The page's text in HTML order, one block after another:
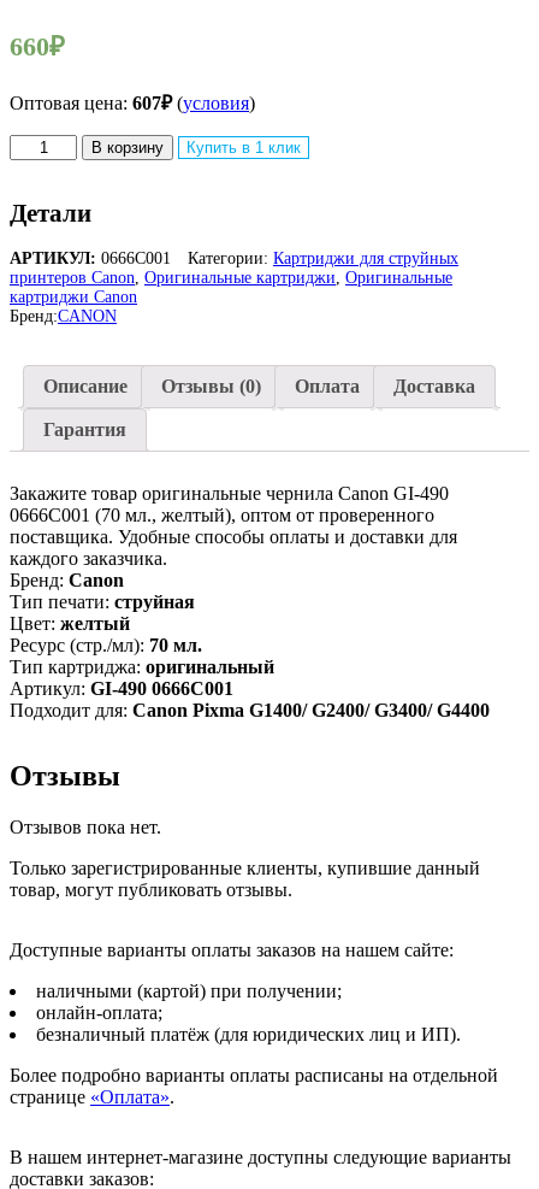
660₽
Оптовая цена: 607₽(условия)
Количество
товара
струйные
чернила
Canon
GI-
490
0666C001,
70
В корзину Купить в 1 клик
Детали
АРТИКУЛ: 0666C001 Категории: Картриджи для струйных
принтеров Canon, Оригинальные картриджи, Оригинальные
картриджи Canon
Бренд:CANON
Описание Отзывы (0) Оплата Доставка
Гарантия
Закажите товар оригинальные чернила Canon GI-490
0666C001 (70 мл., желтый), оптом от проверенного
поставщика. Удобные способы оплаты и доставки для
каждого заказчика.
Бренд: Canon
Тип печати: струйная
Цвет: желтый
Ресурс (стр./мл): 70 мл.
Тип картриджа: оригинальный
Артикул: GI-490 0666C001
Подходит для: Canon Pixma G1400/ G2400/ G3400/ G4400
Отзывы
Отзывов пока нет.
Только зарегистрированные клиенты, купившие данный
товар, могут публиковать отзывы.
Доступные варианты оплаты заказов на нашем сайте:
наличными (картой) при получении;
онлайн-оплата;
безналичный платёж (для юридических лиц и ИП).
Более подробно варианты оплаты расписаны на отдельной
странице «Оплата».
В нашем интернет-магазине доступны следующие варианты
доставки заказов: